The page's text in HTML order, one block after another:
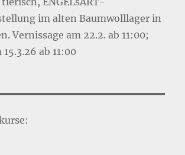
im alten Baumwolllager in
Vernissage am 22.2. ab 11:00;
ab 11:00